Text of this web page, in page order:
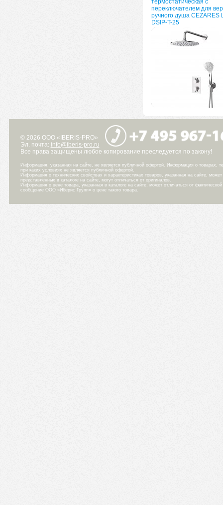
термостатическая с
переключателем для
ручного душа CEZARES
DSIP-T-25
© 2026 ООО «IBERIS-PRO»
Эл. почта: info@iberis-pro.ru
Все права защищены любое копирование преследуется по закону!
Информация, указанная на сайте, не является публичной офертой. Информация о товарах,
при каких условиях не является публичной офертой.
Информация о технических свойствах и характеристиках товаров, указанная на сайте,
представленных в каталоге на сайте, могут отличаться от оригиналов.
Информация о цене товара, указанная в каталоге на сайте, может отличаться от
сообщение ООО «Иберис Групп» о цене такого товара.